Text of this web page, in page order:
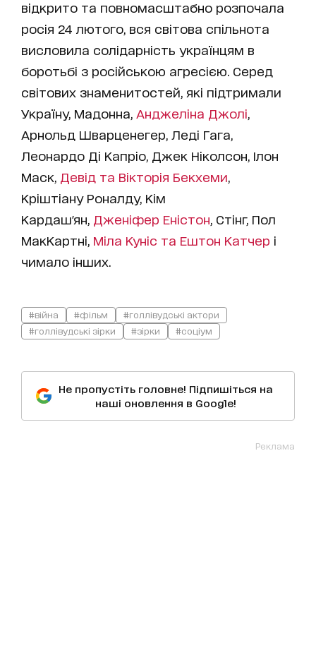
відкрито та повномасштабно розпочала
росія 24 лютого, вся світова спільнота
висловила солідарність українцям в
боротьбі з російською агресією. Серед
світових знаменитостей, які підтримали
Україну, Мадонна, Анджеліна Джолі
Арнольд Шварценегер, Леді Гага,
Леонардо Ді Капріо, Джек Ніколсон, Ілон
Маск, Девід та Вікторія Бекхеми
Кріштіану Роналду, Кім
Кардаш'ян, Дженіфер Еністон , Стінг, Пол
МакКартні, Міла Куніс та Ештон Катчер і
чимало інших.
#війна #фільм
#голлівудські актори
#голлівудські зірки
#зірки #соціум
Не пропустіть головне! Підпишіться на
наші оновлення в Google!
Реклама